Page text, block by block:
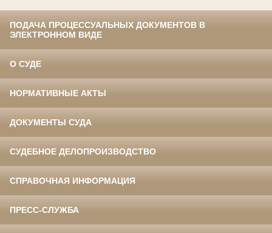
ПОДАЧА ПРОЦЕССУАЛЬНЫХ ДОКУМЕНТОВ В
ЭЛЕКТРОННОМ ВИДЕ
О СУДЕ
НОРМАТИВНЫЕ АКТЫ
ДОКУМЕНТЫ СУДА
СУДЕБНОЕ ДЕЛОПРОИЗВОДСТВО
СПРАВОЧНАЯ ИНФОРМАЦИЯ
ПРЕСС-СЛУЖБА